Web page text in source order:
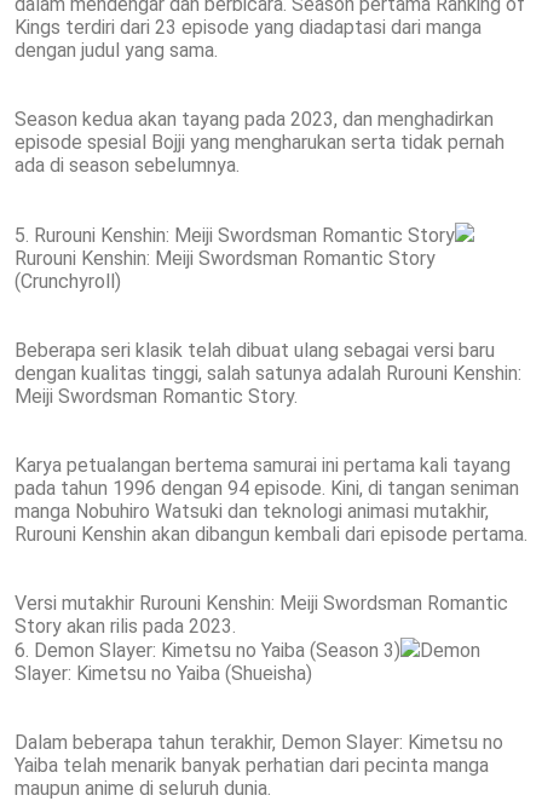
Kings terdiri dari 23 episode yang diadaptasi dari manga
dengan judul yang sama.
Season kedua akan tayang pada 2023, dan menghadirkan
episode spesial Bojji yang mengharukan serta tidak pernah
ada di season sebelumnya.
5. Rurouni Kenshin: Meiji Swordsman Romantic Story
Rurouni Kenshin: Meiji Swordsman Romantic Story
(Crunchyroll)
Beberapa seri klasik telah dibuat ulang sebagai versi baru
dengan kualitas tinggi, salah satunya adalah Rurouni Kenshin:
Meiji Swordsman Romantic Story.
Karya petualangan bertema samurai ini pertama kali tayang
pada tahun 1996 dengan 94 episode. Kini, di tangan seniman
manga Nobuhiro Watsuki dan teknologi animasi mutakhir,
Rurouni Kenshin akan dibangun kembali dari episode pertama.
Versi mutakhir Rurouni Kenshin: Meiji Swordsman Romantic
Story akan rilis pada 2023.
6. Demon Slayer: Kimetsu no Yaiba (Season 3)
Demon
Slayer: Kimetsu no Yaiba (Shueisha)
Dalam beberapa tahun terakhir, Demon Slayer: Kimetsu no
Yaiba telah menarik banyak perhatian dari pecinta manga
maupun anime di seluruh dunia.